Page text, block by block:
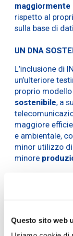
Questo sito web
maggiormente
rispetto al
sulla base di
UN DNA
L’inclusione di
un’ulteriore
proprio
sostenibile, a
maggiore
e ambientale,
minor utilizzo
minore
principale leva
fotovoltaico e
efficienza